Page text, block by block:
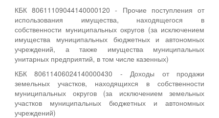
КБК 80611109044140000120 - Прочие поступления от
использования имущества, находящегося в
собственности муниципальных округов (за исключением
имущества муниципальных бюджетных и автономных
учреждений, а также имущества муниципальных
унитарных предприятий, в том числе казенных)
КБК 80611406024140000430 - Доходы от продажи
земельных участков, находящихся в собственности
муниципальных округов (за исключением земельных
участков муниципальных бюджетных и автономных
учреждений)